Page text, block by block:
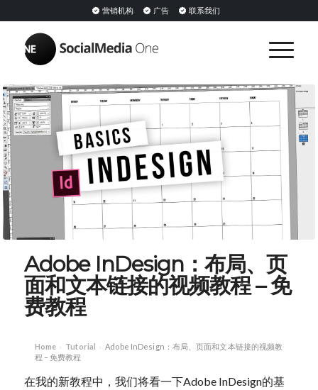
营销机构 广告 联系我们
Adobe InDesign：布局、页
面和文本链接的视频教程 – 免
费教程
Home › Tutorial › Adobe InDesign：布局、页面和文本链接的视频教
程 – 免费教程
在我的新教程中，我们将看一下Adobe InDesign的基